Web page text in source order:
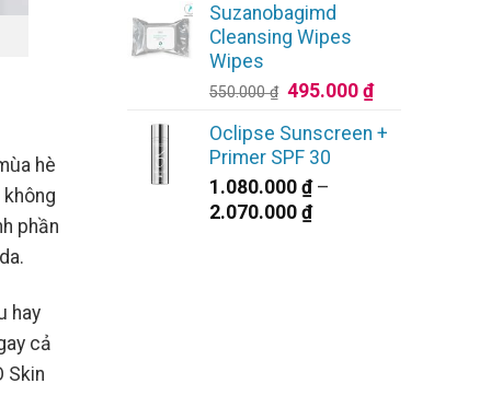
hè
phần
hay
cả
Skin
là:
2.650.000 ₫.
tại
là:
Suzanobagimd
Cleansing Wipes
Wipes
550.000₫ Giá
là:
550.000 ₫.
495.000₫Giá
tại
Oclipse Sunscreen +
Primer SPF 30
1.080.000 ₫ –
2.070.000 ₫Khoảng